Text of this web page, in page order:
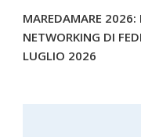
MAREDAMARE 2026:
NETWORKING DI
LUGLIO 2026